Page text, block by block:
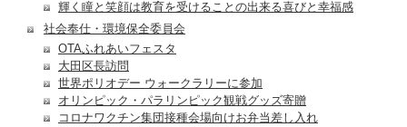
輝く瞳と笑顔は教育を受けることの出来る喜びと幸福感
社会奉仕・環境保全委員会
OTAふれあいフェスタ
大田区長訪問
世界ポリオデー ウォークラリーに参加
オリンピック・パラリンピック観戦グッズ寄贈
コロナワクチン集団接種会場向けお弁当差し入れ